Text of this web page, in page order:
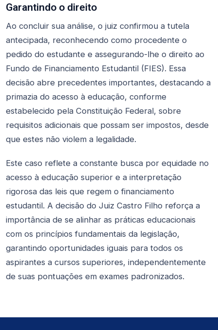
Garantindo o direito
Ao concluir sua análise, o juiz confirmou a tutela
antecipada, reconhecendo como procedente o
pedido do estudante e assegurando-lhe o direito ao
Fundo de Financiamento Estudantil (FIES). Essa
decisão abre precedentes importantes, destacando a
primazia do acesso à educação, conforme
estabelecido pela Constituição Federal, sobre
requisitos adicionais que possam ser impostos, desde
que estes não violem a legalidade.
Este caso reflete a constante busca por equidade no
acesso à educação superior e a interpretação
rigorosa das leis que regem o financiamento
estudantil. A decisão do Juiz Castro Filho reforça a
importância de se alinhar as práticas educacionais
com os princípios fundamentais da legislação,
garantindo oportunidades iguais para todos os
aspirantes a cursos superiores, independentemente
de suas pontuações em exames padronizados.